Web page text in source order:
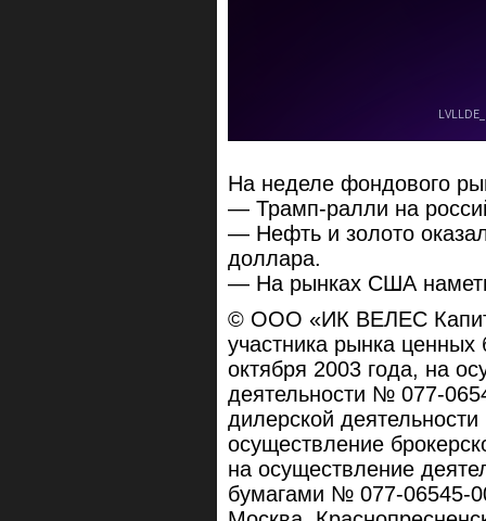
На неделе фондового
— Трамп-ралли на
— Нефть и золото
доллара.
— На рынках США
© ООО «ИК ВЕЛЕС
участника рынка
октября 2003 года, на
деятельности № 077-
дилерской
осуществление
на осуществление
бумагами № 077-06545-